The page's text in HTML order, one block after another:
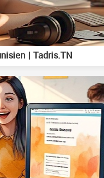
| Tadris.TN